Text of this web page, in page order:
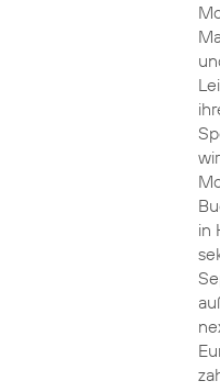
in